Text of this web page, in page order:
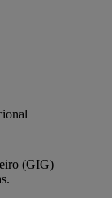
(GIG)